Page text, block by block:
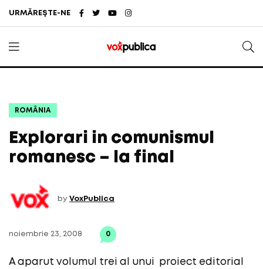
URMĂREȘTE-NE
ROMÂNIA
Explorari in comunismul
romanesc – la final
by VoxPublica
noiembrie 23, 2008 0
A aparut volumul trei al unui proiect editorial